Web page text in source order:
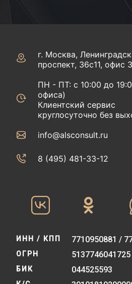
г. Москва,
проспект, 36с11, офис
ПН - ПТ: с 10:00 до
офиса)
Клиентский сервис
круглосуточно без
info@alsconsult.ru
8 (495) 481-33-12‬‬
ИНН / КПП 7710950881 /
ОГРН 5137746041725
БИК 044525593